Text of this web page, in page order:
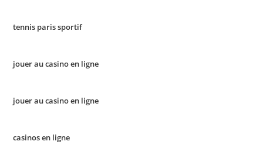
tennis paris sportif
jouer au casino en ligne
jouer au casino en ligne
casinos en ligne